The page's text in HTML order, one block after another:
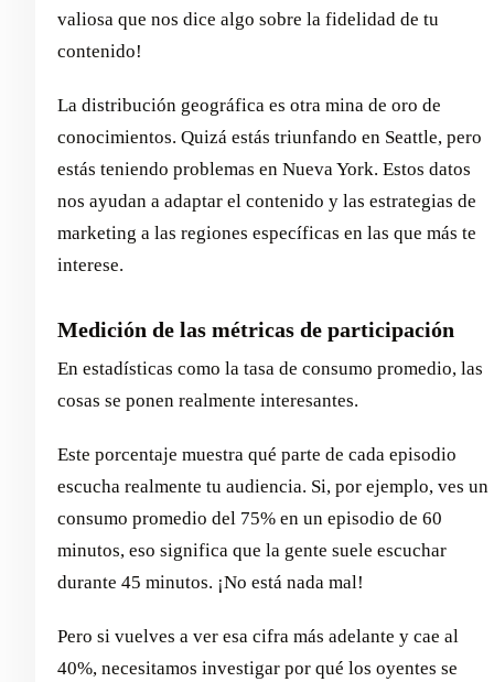
valiosa que nos dice algo sobre la fidelidad de tu
contenido!
La distribución geográfica es otra mina de oro de
conocimientos. Quizá estás triunfando en Seattle, pero
estás teniendo problemas en Nueva York. Estos datos
nos ayudan a adaptar el contenido y las estrategias de
marketing a las regiones específicas en las que más te
interese.
Medición de las métricas de participación
En estadísticas como la tasa de consumo promedio, las
cosas se ponen realmente interesantes.
Este porcentaje muestra qué parte de cada episodio
escucha realmente tu audiencia. Si, por ejemplo, ves un
consumo promedio del 75% en un episodio de 60
minutos, eso significa que la gente suele escuchar
durante 45 minutos. ¡No está nada mal!
Pero si vuelves a ver esa cifra más adelante y cae al
40%, necesitamos investigar por qué los oyentes se